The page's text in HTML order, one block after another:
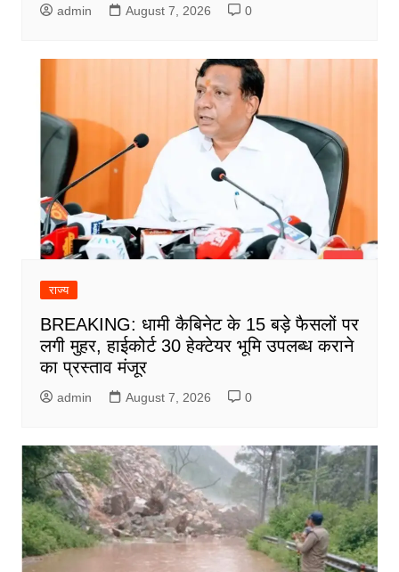
admin August 7, 2026 0
राज्य
BREAKING: धामी कैबिनेट के 15 बड़े फैसलों पर
लगी मुहर, हाईकोर्ट 30 हेक्टेयर भूमि उपलब्ध कराने
का प्रस्ताव मंजूर
admin August 7, 2026 0